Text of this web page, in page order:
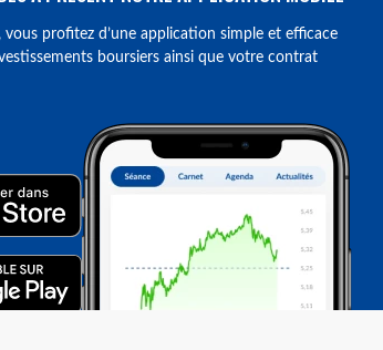
vous profitez d’une application simple et efficace
boursiers ainsi que votre contrat
vos préférences pour contrôler la manière dont